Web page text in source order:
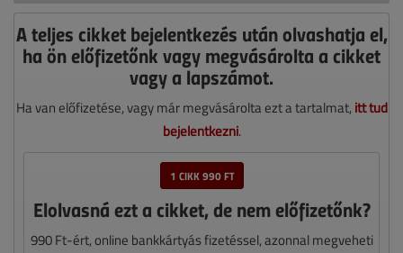
A teljes cikket bejelentkezés után olvashatja el,
ha ön előfizetőnk vagy megvásárolta a cikket
vagy a lapszámot.
Ha van előfizetése, vagy már megvásárolta ezt a tartalmat, itt tud
bejelentkezni.
1 CIKK 990 FT
Elolvasná ezt a cikket, de nem előfizetőnk?
990 Ft-ért, online bankkártyás fizetéssel, azonnal megveheti